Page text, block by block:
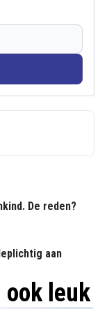
De reden?
aan
leuk